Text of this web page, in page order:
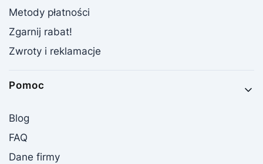
Metody płatności
Zgarnij rabat!
Zwroty i reklamacje
Pomoc
Blog
FAQ
Dane firmy